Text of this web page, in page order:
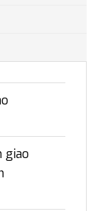
giao